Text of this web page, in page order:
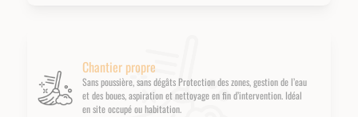
Chantier propre
Sans poussière, sans dégâts Protection des zones, gestion de l’eau
et des boues, aspiration et nettoyage en fin d’intervention. Idéal
en site occupé ou habitation.